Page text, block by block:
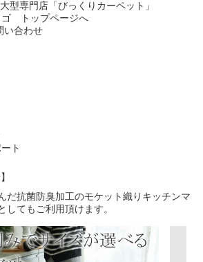
型専門店「びっくりカーペット」
い合わせ
ト
だ抗菌防臭加工のモケット織りキッチンマ
してもご利用頂けます。